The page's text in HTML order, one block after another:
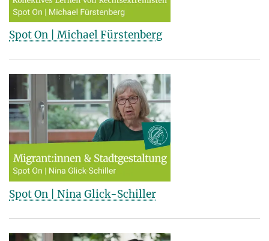
Spot On | Michael Fürstenberg
Spot On | Nina Glick-Schiller